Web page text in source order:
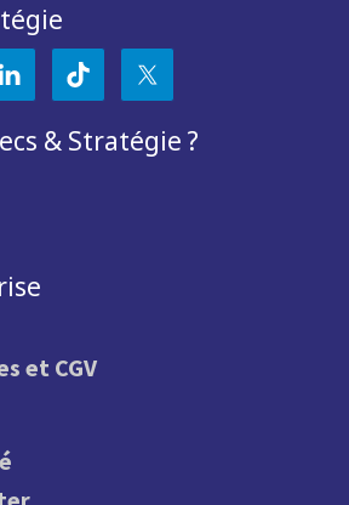
& Stratégie ?
et CGV